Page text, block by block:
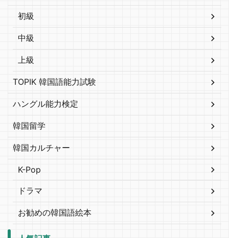
初級
中級
上級
TOPIK 韓国語能力試験
ハングル能力検定
韓国留学
韓国カルチャー
K-Pop
ドラマ
お勧めの韓国語絵本